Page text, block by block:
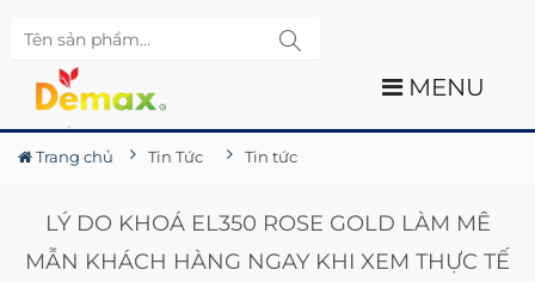
MENU
Trang chủ Tin Tức Tin tức
LÝ DO KHOÁ EL350 ROSE GOLD LÀM MÊ
MẪN KHÁCH HÀNG NGAY KHI XEM THỰC TẾ